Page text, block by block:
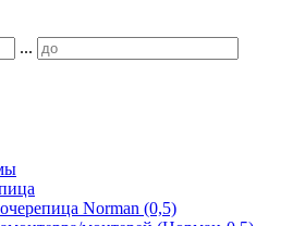
...
Norman (0,5)